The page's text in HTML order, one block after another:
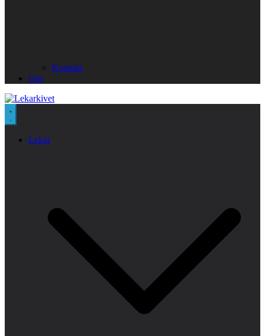
Kontakt
Om
Lekar